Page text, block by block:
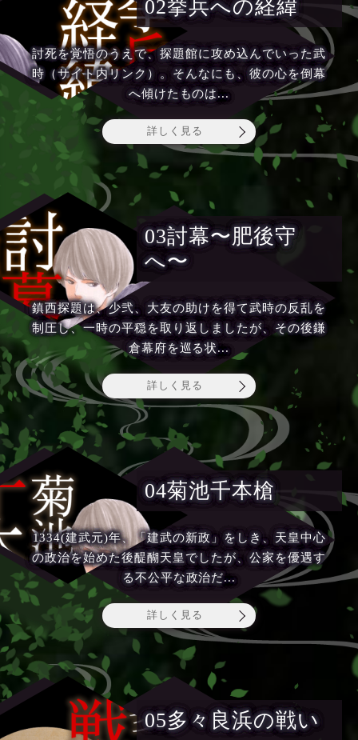
02挙兵への経緯
討死を覚悟のうえで、探題館に攻め込んでいった武
時（サイト内リンク）。そんなにも、彼の心を倒幕
へ傾けたものは...
詳しく見る
03討幕〜肥後守
へ〜
鎮西探題は、少弐、大友の助けを得て武時の反乱を
制圧し、一時の平穏を取り返しましたが、その後鎌
倉幕府を巡る状...
詳しく見る
04菊池千本槍
1334(建武元)年、「建武の新政」をしき、天皇中心
の政治を始めた後醍醐天皇でしたが、公家を優遇す
る不公平な政治だ...
詳しく見る
05多々良浜の戦い